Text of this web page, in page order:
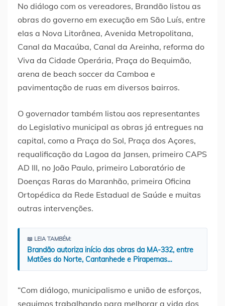
No diálogo com os vereadores, Brandão listou as
obras do governo em execução em São Luís, entre
elas a Nova Litorânea, Avenida Metropolitana,
Canal da Macaúba, Canal da Areinha, reforma do
Viva da Cidade Operária, Praça do Bequimão,
arena de beach soccer da Camboa e
pavimentação de ruas em diversos bairros.
O governador também listou aos representantes
do Legislativo municipal as obras já entregues na
capital, como a Praça do Sol, Praça dos Açores,
requalificação da Lagoa da Jansen, primeiro CAPS
AD III, no João Paulo, primeiro Laboratório de
Doenças Raras do Maranhão, primeira Oficina
Ortopédica da Rede Estadual de Saúde e muitas
outras intervenções.
📖 LEIA TAMBÉM:
Brandão autoriza início das obras da MA-332, entre
Matões do Norte, Cantanhede e Pirapemas…
“Com diálogo, municipalismo e união de esforços,
seguimos trabalhando para melhorar a vida dos